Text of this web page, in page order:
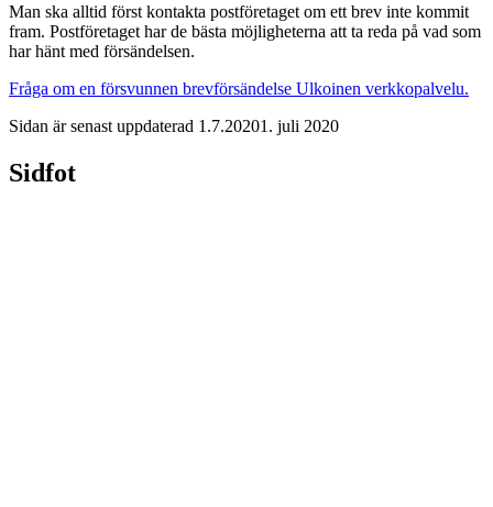
Man ska alltid först kontakta postföretaget om ett brev inte kommit
fram. Postföretaget har de bästa möjligheterna att ta reda på vad som
har hänt med försändelsen.
Fråga om en försvunnen brevförsändelse Ulkoinen verkkopalvelu.
Sidan är senast uppdaterad 1.7.20201. juli 2020
Sidfot